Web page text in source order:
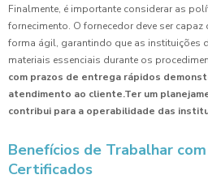
Finalmente, é importante considerar as
fornecimento. O fornecedor deve ser
forma ágil, garantindo que as instituições
materiais essenciais durante os
com prazos de entrega rápidos
atendimento ao cliente.Ter um
contribui para a operabilidade das
Benefícios de Trabalhar
Certificados